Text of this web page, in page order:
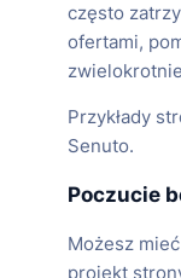
często
ofertami,
Przykłady
Senuto.
Poczucie
Możesz
projekt